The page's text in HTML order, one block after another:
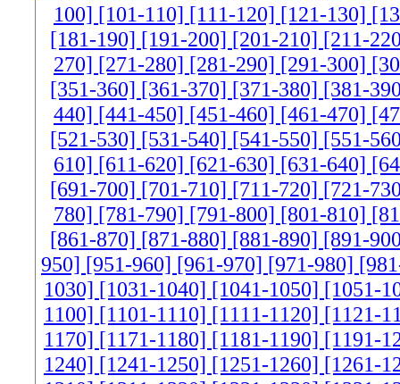
100] [101-110] [111-120] [121-130]
[181-190] [191-200] [201-210] [211-
270] [271-280] [281-290] [291-300]
[351-360] [361-370] [371-380] [381-
440] [441-450] [451-460] [461-470]
[521-530] [531-540] [541-550] [551-
610] [611-620] [621-630] [631-640]
[691-700] [701-710] [711-720] [721-
780] [781-790] [791-800] [801-810]
[861-870] [871-880] [881-890] [891-
950] [951-960] [961-970] [971-980]
1030] [1031-1040] [1041-1050] [1051-
1100] [1101-1110] [1111-1120] [1121-
1170] [1171-1180] [1181-1190] [1191-
1240] [1241-1250] [1251-1260] [1261-